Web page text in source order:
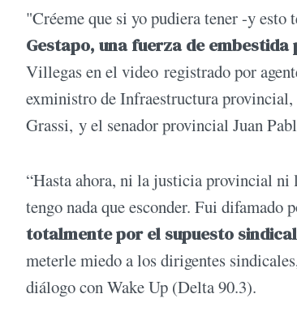
"Créeme que si yo pudiera tener -y
Gestapo, una fuerza de
Villegas en el video registrado por
exministro de Infraestructura
Grassi, y el senador provincial Juan
“Hasta ahora, ni la justicia provincial ni
tengo nada que esconder. Fui difamado
totalmente por el supuesto
meterle miedo a los dirigentes
diálogo con Wake Up (Delta 90.3).